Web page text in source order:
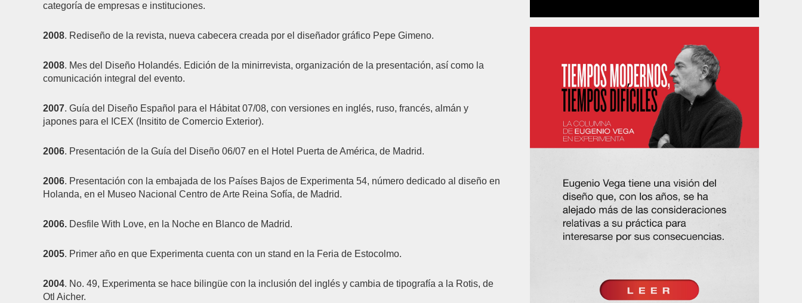
categoría de empresas e instituciones.
2008. Rediseño de la revista, nueva cabecera creada por el diseñador gráfico Pepe Gimeno.
2008. Mes del Diseño Holandés. Edición de la minirrevista, organización de la presentación, así como la
comunicación integral del evento.
2007. Guía del Diseño Español para el Hábitat 07/08, con versiones en inglés, ruso, francés, almán y
japones para el ICEX (Insitito de Comercio Exterior).
2006. Presentación de la Guía del Diseño 06/07 en el Hotel Puerta de América, de Madrid.
2006. Presentación con la embajada de los Países Bajos de Experimenta 54, número dedicado al diseño en
Holanda, en el Museo Nacional Centro de Arte Reina Sofía, de Madrid.
2006. Desfile With Love, en la Noche en Blanco de Madrid.
2005. Primer año en que Experimenta cuenta con un stand en la Feria de Estocolmo.
2004. No. 49, Experimenta se hace bilingüe con la inclusión del inglés y cambia de tipografía a la Rotis, de
Otl Aicher.